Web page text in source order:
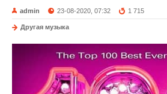
admin 23-08-2020, 07:32 1 715
Другая музыка